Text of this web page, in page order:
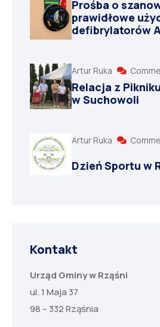
Prośba o
prawidłowe
defibrylatorów
Artur Ruka
Relacja z
w Suchowoli
Artur Ruka
Dzień Sportu w
Kontakt
Urząd Gminy w Rząśni
ul. 1 Maja 37
98 – 332 Rząśnia